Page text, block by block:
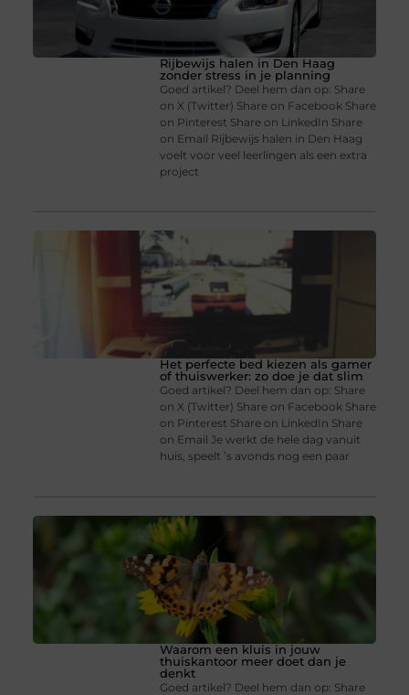
Rijbewijs halen in Den Haag
zonder stress in je planning
Goed artikel? Deel hem dan op: Share
on X (Twitter) Share on Facebook Share
on Pinterest Share on LinkedIn Share
on Email Rijbewijs halen in Den Haag
voelt voor veel leerlingen als een extra
project
Het perfecte bed kiezen als gamer
of thuiswerker: zo doe je dat slim
Goed artikel? Deel hem dan op: Share
on X (Twitter) Share on Facebook Share
on Pinterest Share on LinkedIn Share
on Email Je werkt de hele dag vanuit
huis, speelt ’s avonds nog een paar
Waarom een kluis in jouw
thuiskantoor meer doet dan je
denkt
Goed artikel? Deel hem dan op: Share